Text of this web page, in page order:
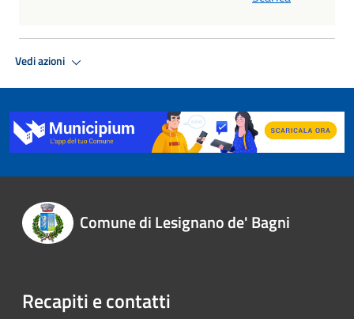
Vedi azioni
Comune di Lesignano de' Bagni
Recapiti e contatti